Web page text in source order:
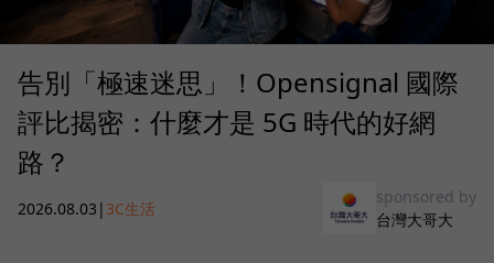
告別「極速迷思」！Opensignal 國際
評比揭密：什麼才是 5G 時代的好網
路？
2026.08.03 | 3C生活
sponsored by
台灣大哥大